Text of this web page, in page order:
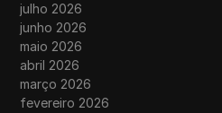
julho 2026
junho 2026
maio 2026
abril 2026
março 2026
fevereiro 2026